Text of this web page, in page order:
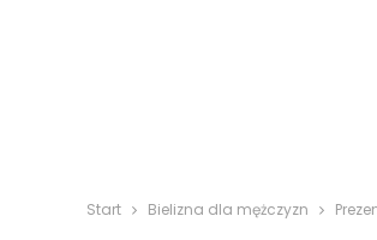
Start Bielizna dla mężczyzn